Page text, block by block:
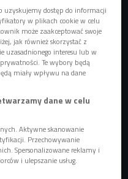
mat. prasowe
dostęp do informacji
w plikach cookie w celu
może zaakceptować swoje
jak również skorzystać z
uzasadnionego interesu lub w
Te wybory będą
miały wpływu na dane
dane w celu
Aktywne skanowanie
Przechowywanie
Spersonalizowane reklamy i
i ulepszanie usług.